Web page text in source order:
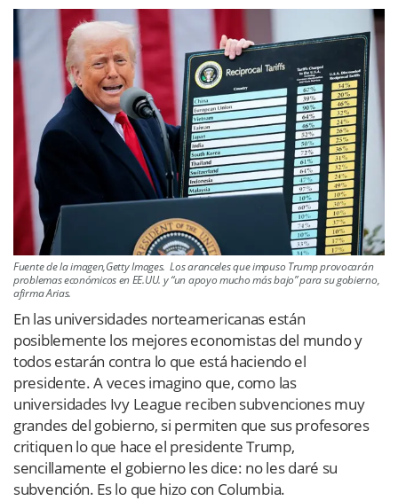
Fuente de la imagen,Getty Images. Los aranceles que impuso Trump provocarán
problemas económicos en EE.UU. y “un apoyo mucho más bajo” para su gobierno,
afirma Arias.
En las universidades norteamericanas están
posiblemente los mejores economistas del mundo y
todos estarán contra lo que está haciendo el
presidente. A veces imagino que, como las
universidades Ivy League reciben subvenciones muy
grandes del gobierno, si permiten que sus profesores
critiquen lo que hace el presidente Trump,
sencillamente el gobierno les dice: no les daré su
subvención. Es lo que hizo con Columbia.